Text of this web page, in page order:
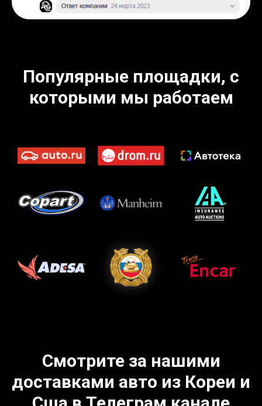
Популярные площадки, с
которыми мы работаем
Смотрите за нашими
доставками авто из Кореи и